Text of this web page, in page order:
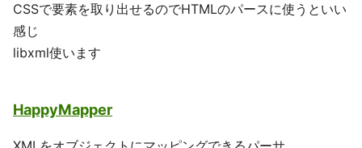
CSSで要素を取り出せるのでHTMLのパースに使うといい
感じ
libxml使います
HappyMapper